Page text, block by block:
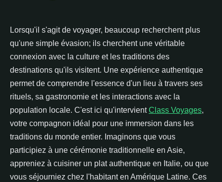
Lorsqu'il s'agit de voyager, beaucoup recherchent plus
qu'une simple évasion; ils cherchent une véritable
connexion avec la culture et les traditions des
destinations qu'ils visitent. Une expérience authentique
permet de comprendre l'essence d'un lieu à travers ses
rituels, sa gastronomie et les interactions avec la
population locale. C'est ici qu'intervientClass Voyages,
votre compagnon idéal pour une immersion dans les
traditions du monde entier. Imaginons que vous
participiez à une cérémonie traditionnelle en Asie,
appreniez à cuisiner un plat authentique en Italie, ou que
vous séjourniez chez l'habitant en Amérique Latine. Ces